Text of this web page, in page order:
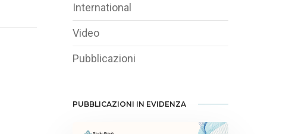
International
Video
Pubblicazioni
PUBBLICAZIONI IN EVIDENZA